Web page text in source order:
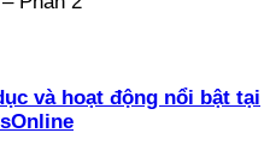
và hoạt động nổi bật tại